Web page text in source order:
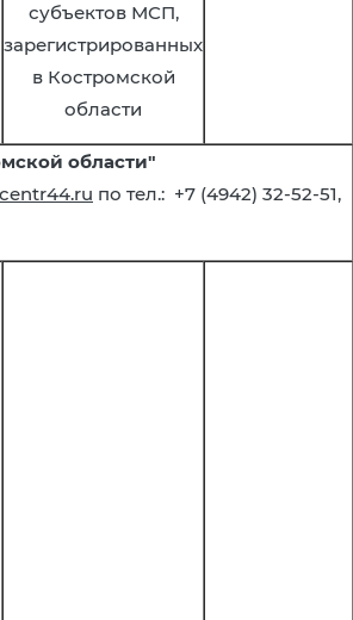
субъектов МСП,
зарегистрированных
в Костромской
области
области"
по тел.: +7 (4942) 32-52-51,